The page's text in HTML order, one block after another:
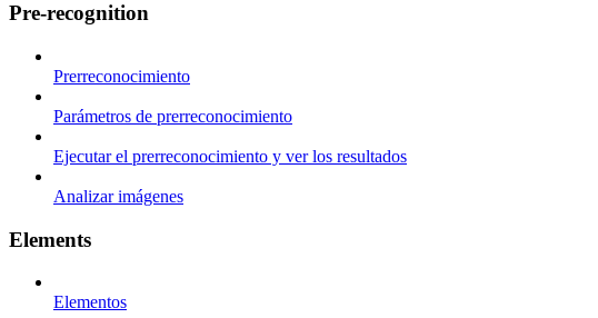
Pre-recognition
Prerreconocimiento
Parámetros de prerreconocimiento
Ejecutar el prerreconocimiento y ver los resultados
Analizar imágenes
Elements
Elementos